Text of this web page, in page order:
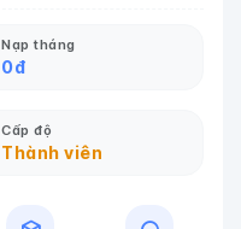
Nạp tháng
0đ
Cấp độ
Thành viên